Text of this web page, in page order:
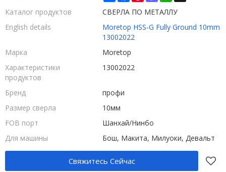
Каталог продуктов
СВЕРЛА ПО МЕТАЛЛУ
English details
Moretop HSS-G Fully Ground 10mm
13002022
Марка
Moretop
Характеристики
продуктов
13002022
Бренд
профи
Размер сверла
10мм
FOB порт
Шанхай/Нинбо
Для машины
Бош, Макита, Милуоки, Девальт
Свяжитесь Сейчас